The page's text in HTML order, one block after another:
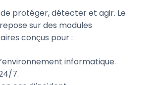
de protéger, détecter et agir. Le
sur des modules
conçus pour :
informatique.
7.